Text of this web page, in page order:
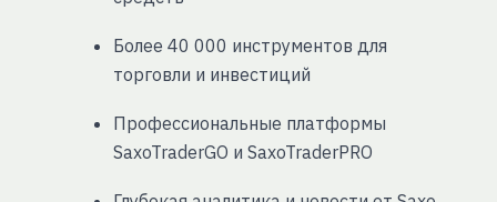
Более 40 000 инструментов для
торговли и инвестиций
Профессиональные платформы
SaxoTraderGO и SaxoTraderPRO